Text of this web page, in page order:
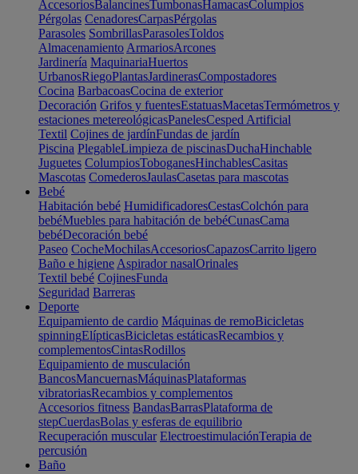
AccesoriosBalancinesTumbonasHamacasColumpios
Pérgolas CenadoresCarpasPérgolas
Parasoles SombrillasParasolesToldos
Almacenamiento ArmariosArcones
Jardinería MaquinariaHuertos
UrbanosRiegoPlantasJardinerasCompostadores
Cocina BarbacoasCocina de exterior
Decoración Grifos y fuentesEstatuasMacetasTermómetros y
estaciones metereológicasPanelesCesped Artificial
Textil Cojines de jardínFundas de jardín
Piscina PlegableLimpieza de piscinasDuchaHinchable
Juguetes ColumpiosToboganesHinchablesCasitas
Mascotas ComederosJaulasCasetas para mascotas
Bebé
Habitación bebé HumidificadoresCestasColchón para
bebéMuebles para habitación de bebéCunasCama
bebéDecoración bebé
Paseo CocheMochilasAccesoriosCapazosCarrito ligero
Baño e higiene Aspirador nasalOrinales
Textil bebé CojinesFunda
Seguridad Barreras
Deporte
Equipamiento de cardio Máquinas de remoBicicletas
spinningElípticasBicicletas estáticasRecambios y
complementosCintasRodillos
Equipamiento de musculación
BancosMancuernasMáquinasPlataformas
vibratoriasRecambios y complementos
Accesorios fitness BandasBarrasPlataforma de
stepCuerdasBolas y esferas de equilibrio
Recuperación muscular ElectroestimulaciónTerapia de
percusión
Baño